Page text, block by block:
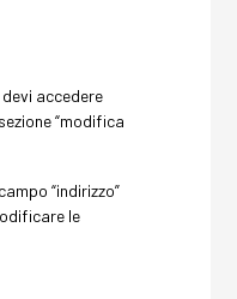
accedere
“modifica
“indirizzo”
le